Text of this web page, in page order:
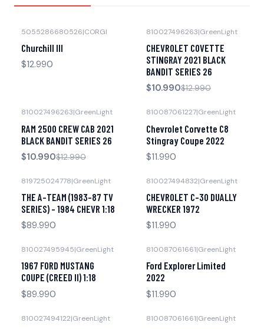
5055286680526|CORGI
Churchill III
$12.990
Agotado
810027496263|GreenLight
CHEVROLET COVETTE
STINGRAY 2021 BLACK
BANDIT SERIES 26
$10.990$12.990
Agotado
810027496263|GreenLight
RAM 2500 CREW CAB 2021
BLACK BANDIT SERIES 26
$10.990$12.990
810087061227|GreenLight
Chevrolet Corvette C8
Stingray Coupe 2022
$11.990
819725024778|GreenLight
THE A-TEAM (1983-87 TV
SERIES) - 1984 CHEVR 1:18
$89.990
810027494832|GreenLight
CHEVROLET C-30 DUALLY
WRECKER 1972
$11.990
810027495945|GreenLight
1967 FORD MUSTANG
COUPE (CREED II) 1:18
$89.990
810087061661|GreenLight
Ford Explorer Limited
2022
$11.990
810027494122|GreenLight 810087061661|GreenLight